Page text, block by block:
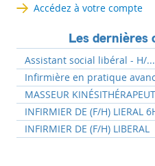
Accédez à votre compte
Les dernières
Assistant social libéral - H/...
Infirmière en pratique
MASSEUR
INFIRMIER DE (F/H) LIERAL
INFIRMIER DE (F/H) LIBERAL